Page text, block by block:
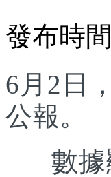
發布時
6月2日
公報。
數據